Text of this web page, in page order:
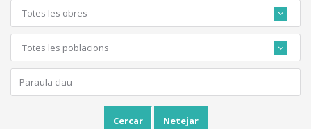
Totes les obres
Totes les poblacions
Cercar Netejar